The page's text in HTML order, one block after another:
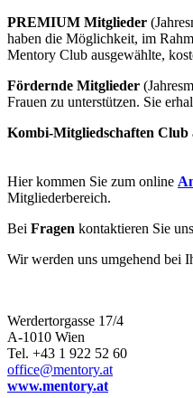
PREMIUM Mitglieder
haben die Möglichkeit, im
Mentory Club ausgewählte,
Fördernde Mitglieder
Frauen zu unterstützen. Sie
Kombi-Mitgliedschaften
Hier kommen Sie zum online
Mitgliederbereich.
Bei Fragen kontaktieren Sie
Wir werden uns umgehend bei
Werdertorgasse 17/4
A-1010 Wien
Tel. +43 1 922 52 60
office@mentory.at
www.mentory.at